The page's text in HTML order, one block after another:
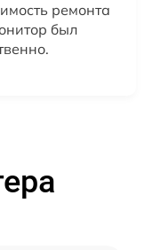
ремонта
был